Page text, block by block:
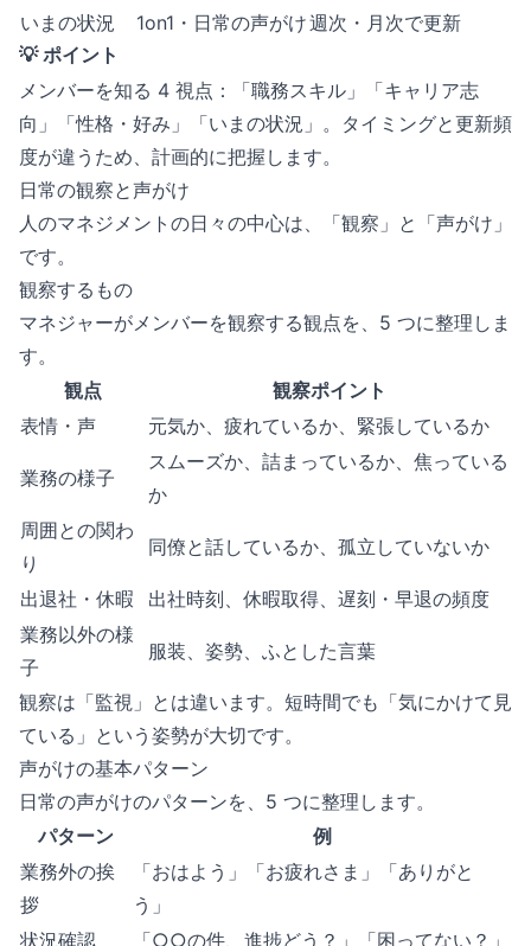
いまの状況
1on1・日常の声がけ週次・月次で更新
💡 ポイント
メンバーを知る 4 視点：「職務スキル」「キャリア志
向」「性格・好み」「いまの状況」。タイミングと更新頻
度が違うため、計画的に把握します。
日常の観察と声がけ
人のマネジメントの日々の中心は、「観察」と「声がけ」
です。
観察するもの
マネジャーがメンバーを観察する観点を、5 つに整理しま
す。
観点
観察ポイント
表情・声
元気か、疲れているか、緊張しているか
業務の様子
スムーズか、詰まっているか、焦っている
か
周囲との関わ
り
同僚と話しているか、孤立していないか
出退社・休暇
出社時刻、休暇取得、遅刻・早退の頻度
業務以外の様
子
服装、姿勢、ふとした言葉
観察は「監視」とは違います。短時間でも「気にかけて見
ている」という姿勢が大切です。
声がけの基本パターン
日常の声がけのパターンを、5 つに整理します。
パターン
例
業務外の挨
拶
「おはよう」「お疲れさま」「ありがと
う」
状況確認
「○○の件、進捗どう？」「困ってない？」